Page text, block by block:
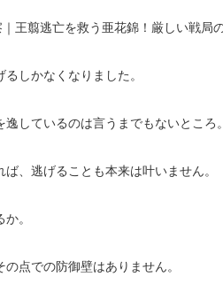
王翦逃亡を救う亜花錦！厳しい戦局
しかなくなりました。
しているのは言うまでもないところ。
、逃げることも本来は叶いません。
。
点での防御壁はありません。